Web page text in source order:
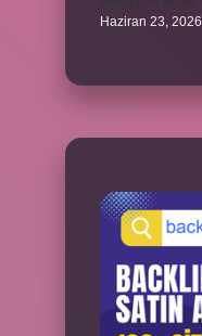
Haziran 23, 2026